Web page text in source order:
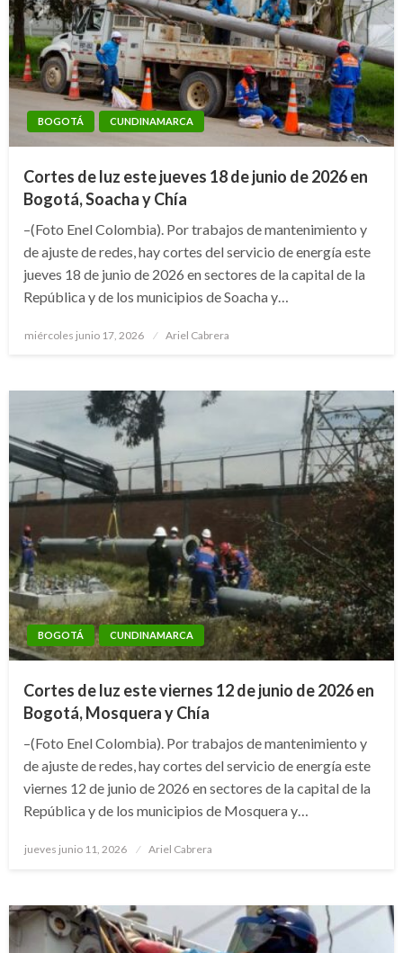
BOGOTÁ CUNDINAMARCA
Cortes de luz este jueves 18 de junio de 2026 en
Bogotá, Soacha y Chía
–(Foto Enel Colombia). Por trabajos de mantenimiento y
de ajuste de redes, hay cortes del servicio de energía este
jueves 18 de junio de 2026 en sectores de la capital de la
República y de los municipios de Soacha y…
Publicado
miércoles junio 17, 2026 Ariel Cabrera
BOGOTÁ CUNDINAMARCA
Cortes de luz este viernes 12 de junio de 2026 en
Bogotá, Mosquera y Chía
–(Foto Enel Colombia). Por trabajos de mantenimiento y
de ajuste de redes, hay cortes del servicio de energía este
viernes 12 de junio de 2026 en sectores de la capital de la
República y de los municipios de Mosquera y…
Publicado
jueves junio 11, 2026 Ariel Cabrera